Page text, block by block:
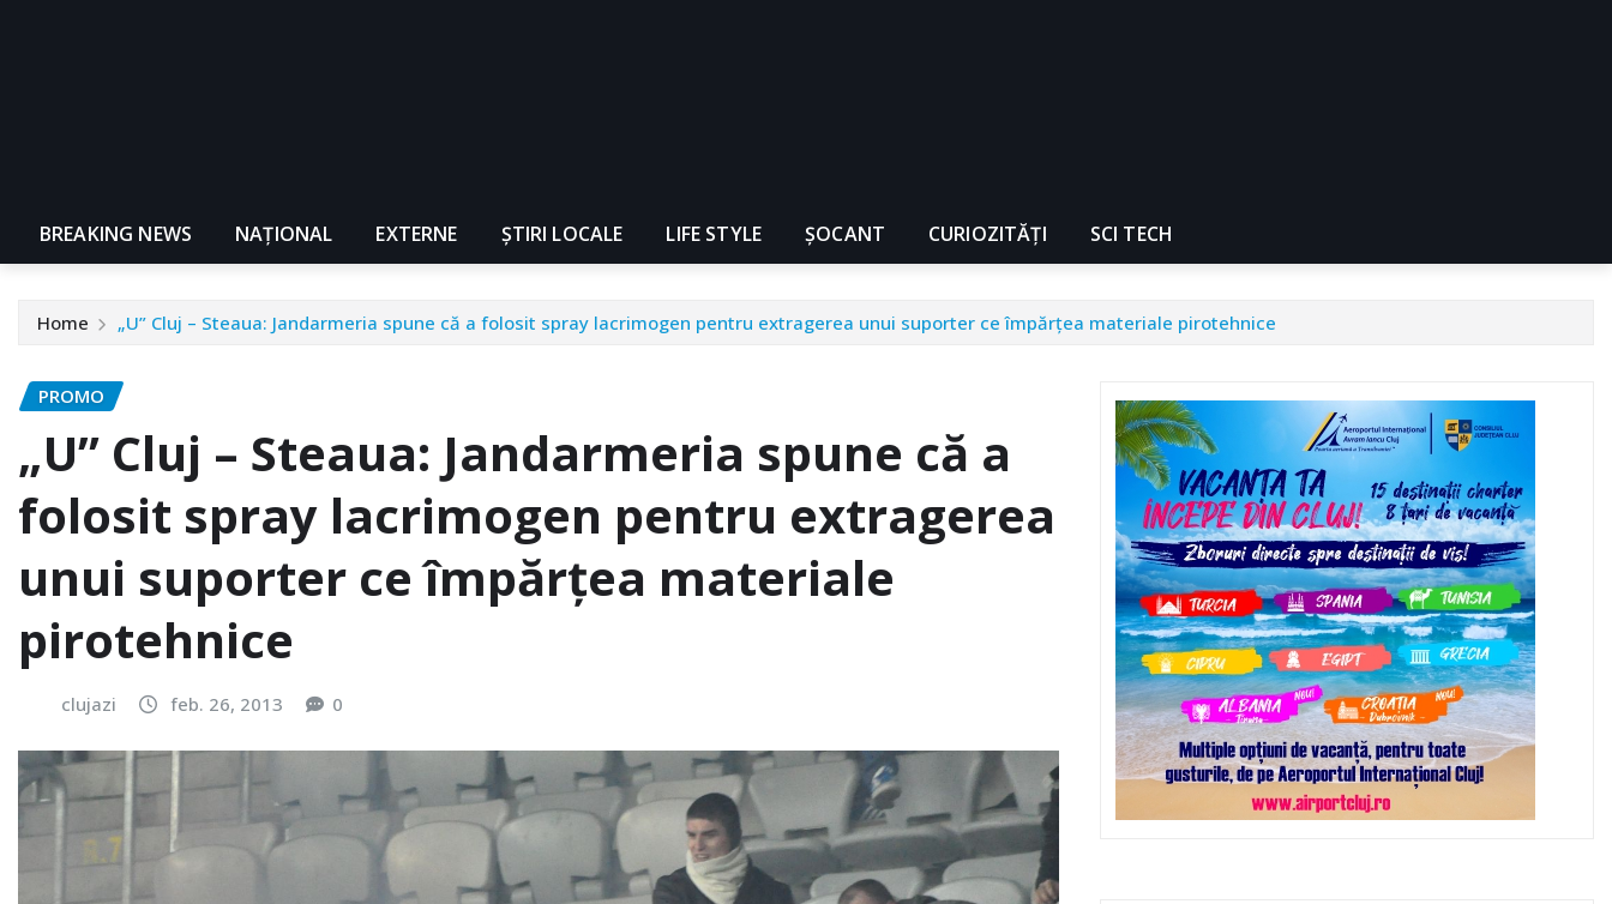
BREAKING NEWS NAŢIONAL EXTERNE ȘTIRI LOCALE LIFE STYLE ȘOCANT CURIOZITĂȚI SCI TECH
Home „U” Cluj – Steaua: Jandarmeria spune că a folosit spray lacrimogen pentru extragerea unui suporter ce împărţea materiale pirotehnice
PROMO
„U” Cluj – Steaua: Jandarmeria spune că a
folosit spray lacrimogen pentru extragerea
unui suporter ce împărţea materiale
pirotehnice
clujazi feb. 26, 2013 0